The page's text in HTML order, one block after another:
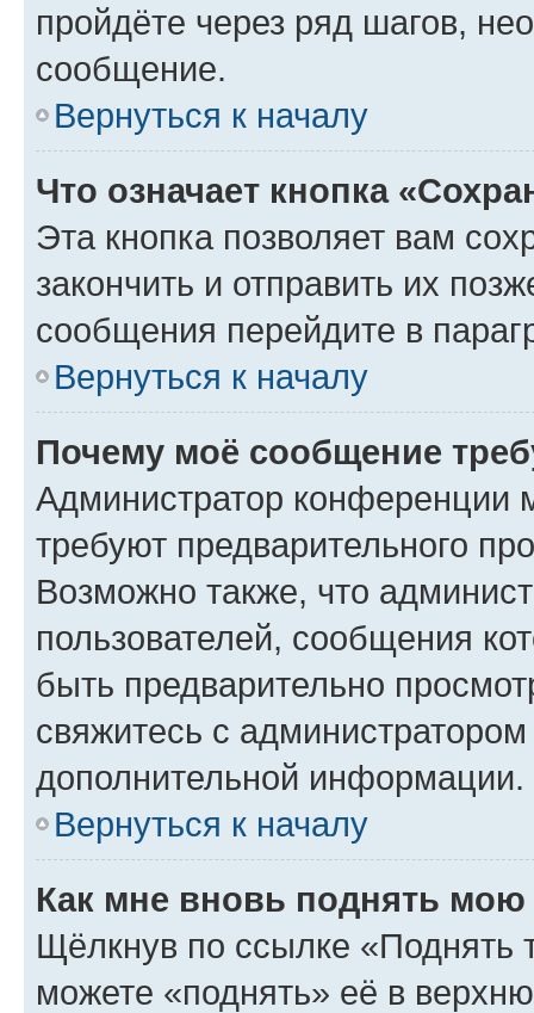
пройдёте через ряд шагов,
сообщение.
Вернуться к началу
Что означает кнопка
Эта кнопка позволяет вам
закончить и отправить их
сообщения перейдите в
Вернуться к началу
Почему моё сообщение
Администратор конференции
требуют предварительного
Возможно также, что
пользователей, сообщения
быть предварительно
свяжитесь с
дополнительной информации.
Вернуться к началу
Как мне вновь поднять мою
Щёлкнув по ссылке «Поднять
можете «поднять» её в